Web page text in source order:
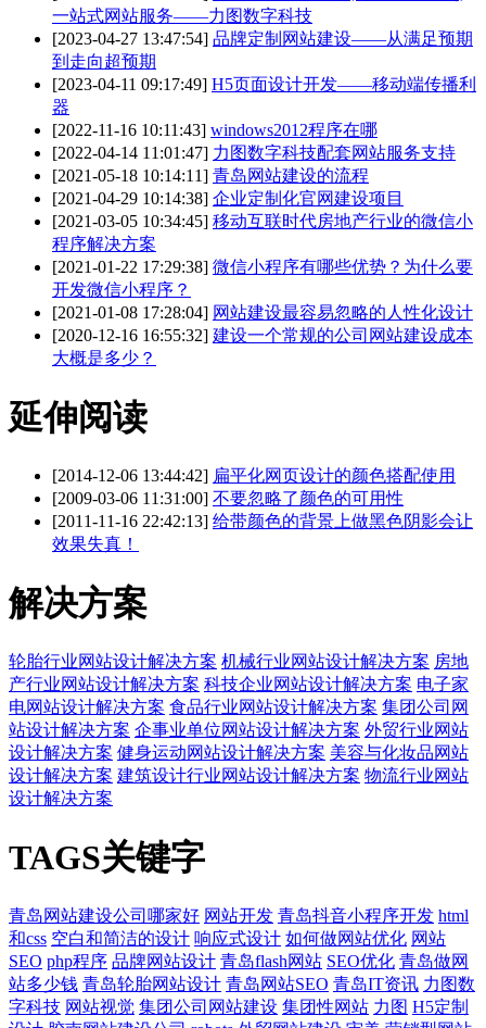
一站式网站服务——力图数字科技
[2023-04-27 13:47:54] 品牌定制网站建设——从满足预期
到走向超预期
[2023-04-11 09:17:49] H5页面设计开发——移动端传播利
器
[2022-11-16 10:11:43] windows2012程序在哪
[2022-04-14 11:01:47] 力图数字科技配套网站服务支持
[2021-05-18 10:14:11] 青岛网站建设的流程
[2021-04-29 10:14:38] 企业定制化官网建设项目
[2021-03-05 10:34:45] 移动互联时代房地产行业的微信小
程序解决方案
[2021-01-22 17:29:38] 微信小程序有哪些优势？为什么要
开发微信小程序？
[2021-01-08 17:28:04] 网站建设最容易忽略的人性化设计
[2020-12-16 16:55:32] 建设一个常规的公司网站建设成本
大概是多少？
延伸阅读
[2014-12-06 13:44:42] 扁平化网页设计的颜色搭配使用
[2009-03-06 11:31:00] 不要忽略了颜色的可用性
[2011-11-16 22:42:13] 给带颜色的背景上做黑色阴影会让
效果失真！
解决方案
轮胎行业网站设计解决方案 机械行业网站设计解决方案 房地
产行业网站设计解决方案 科技企业网站设计解决方案 电子家
电网站设计解决方案 食品行业网站设计解决方案 集团公司网
站设计解决方案 企事业单位网站设计解决方案 外贸行业网站
设计解决方案 健身运动网站设计解决方案 美容与化妆品网站
设计解决方案 建筑设计行业网站设计解决方案 物流行业网站
设计解决方案
TAGS关键字
青岛网站建设公司哪家好 网站开发 青岛抖音小程序开发 html
和css 空白和简洁的设计 响应式设计 如何做网站优化 网站
SEO php程序 品牌网站设计 青岛flash网站 SEO优化 青岛做网
站多少钱 青岛轮胎网站设计 青岛网站SEO 青岛IT资讯 力图数
字科技 网站视觉 集团公司网站建设 集团性网站 力图 H5定制